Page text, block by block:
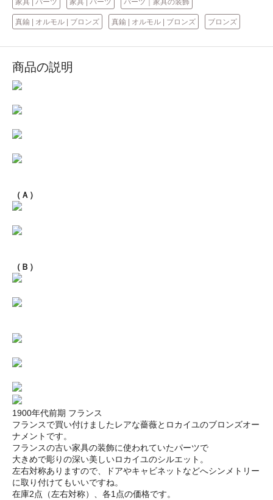
家具 | パーツ 家具 | パーツ パーツ｜家具の装飾
真鍮 | オルモル | ブロンズ 真鍮 | オルモル | ブロンズ ブロンズ
商品の説明
（Ａ）
（Ｂ）
1900年代前期 フランス
フランスで買い付けましたレアな薔薇とロカイユのブロンズオー
ナメントです。
フランスの古い家具の装飾に使われていたパーツで
大きめで彫りの深い美しいロカイユのシルエット。
左右対称ありますので、ドアやキャビネットなどへシンメトリー
に取り付けてもいいですね。
在庫2点（左右対称）、各1点の価格です。